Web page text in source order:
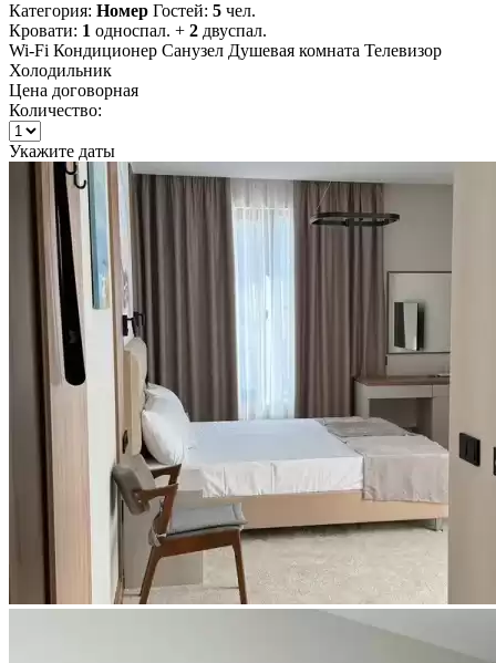
Категория: Номер Гостей: 5 чел.
Кровати: 1 односпал. + 2 двуспал.
Wi-Fi Кондиционер Санузел Душевая комната Телевизор
Холодильник
Цена договорная
Количество:
Укажите даты